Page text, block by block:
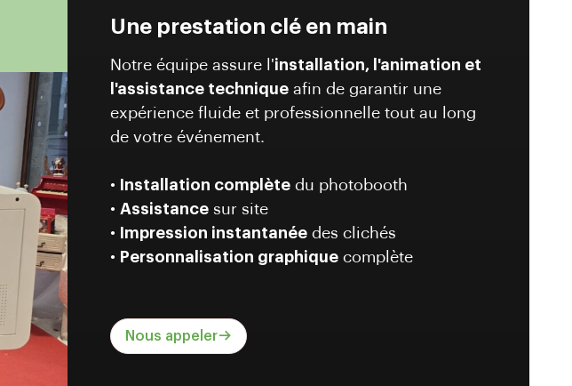
Une prestation clé en main
Notre équipe assure l'installation, l'animation et
l'assistance techniqueafin de garantir une
expérience fluide et professionnelle tout au long
de votre événement.
• Installation complètedu photobooth
• Assistancesur site
•
Impression instantanéedes clichés
• Personnalisation graphiquecomplète
Nous appeler